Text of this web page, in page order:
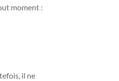
moment :
il ne